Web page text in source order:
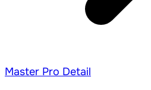
Master Pro Detail